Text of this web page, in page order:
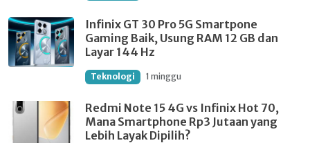
Infinix GT 30 Pro 5G Smartpone
Gaming Baik, Usung RAM 12 GB dan
Layar 144 Hz
Teknologi 1 minggu
Redmi Note 15 4G vs Infinix Hot 70,
Mana Smartphone Rp3 Jutaan yang
Lebih Layak Dipilih?